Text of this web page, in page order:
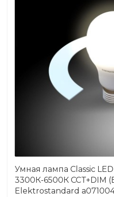
Умная лампа Classic
3300К-6500К CCT+DIM
Elektrostandard